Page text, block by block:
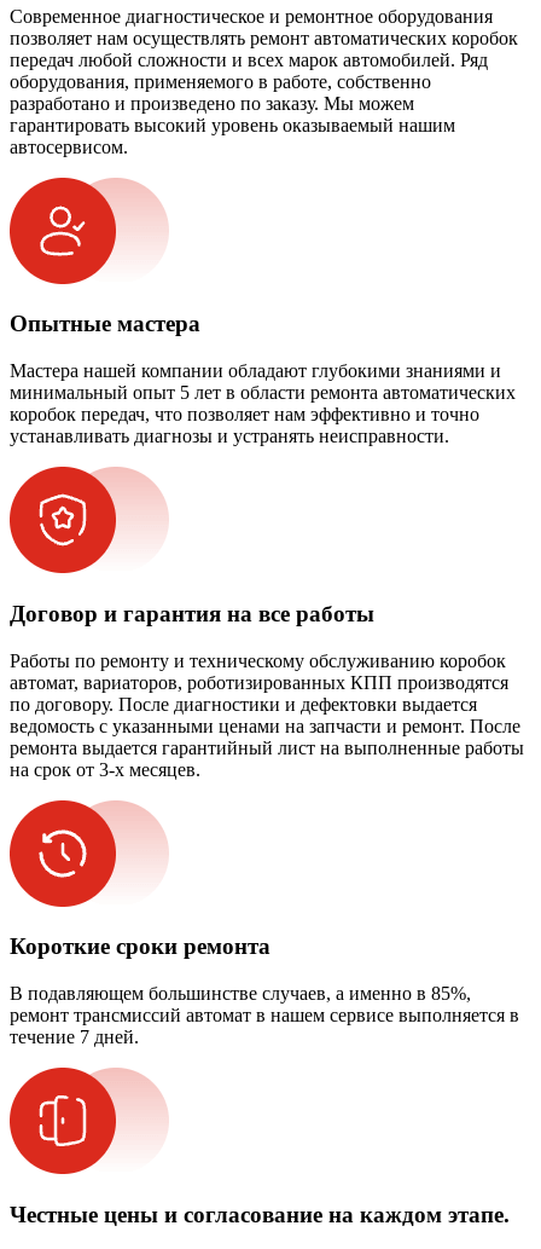
Современное диагностическое и ремонтное оборудования
позволяет нам осуществлять ремонт автоматических коробок
передач любой сложности и всех марок автомобилей. Ряд
оборудования, применяемого в работе, собственно
разработано и произведено по заказу. Мы можем
гарантировать высокий уровень оказываемый нашим
автосервисом.
Опытные мастера
Мастера нашей компании обладают глубокими знаниями и
минимальный опыт 5 лет в области ремонта автоматических
коробок передач, что позволяет нам эффективно и точно
устанавливать диагнозы и устранять неисправности.
Договор и гарантия на все работы
Работы по ремонту и техническому обслуживанию коробок
автомат, вариаторов, роботизированных КПП производятся
по договору. После диагностики и дефектовки выдается
ведомость с указанными ценами на запчасти и ремонт. После
ремонта выдается гарантийный лист на выполненные работы
на срок от 3-х месяцев.
Короткие сроки ремонта
В подавляющем большинстве случаев, а именно в 85%,
ремонт трансмиссий автомат в нашем сервисе выполняется в
течение 7 дней.
Честные цены и согласование на каждом этапе.